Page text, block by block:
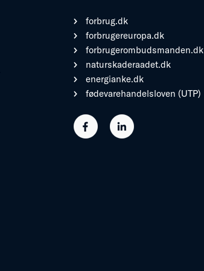
forbrug.dk
forbrugereuropa.dk
forbrugerombudsmanden.dk
naturskaderaadet.dk
energianke.dk
fødevarehandelsloven (UTP)